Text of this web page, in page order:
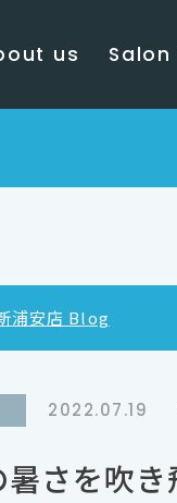
us
浦安店 Blog
さを吹き
2022.07.19